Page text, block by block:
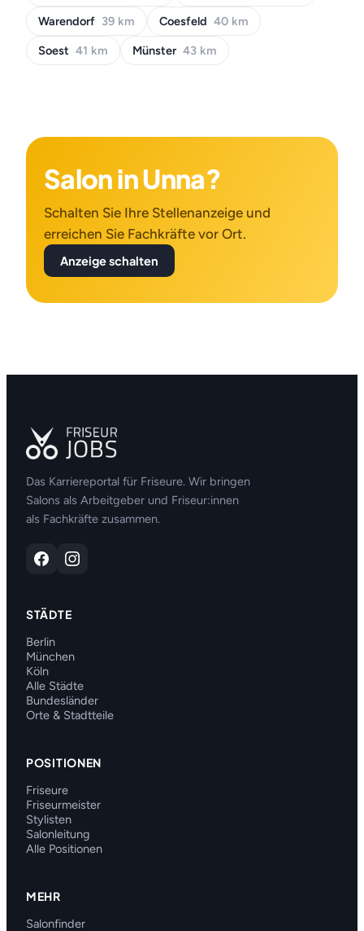
Warendorf 39 km Coesfeld 40 km
Soest 41 km Münster 43 km
Salon in Unna?
Schalten Sie Ihre Stellenanzeige und
erreichen Sie Fachkräfte vor Ort.
Anzeige schalten
Das Karriereportal für Friseure. Wir bringen
Salons als Arbeitgeber und Friseur:innen
als Fachkräfte zusammen.
STÄDTE
Berlin
München
Köln
Alle Städte
Bundesländer
Orte & Stadtteile
POSITIONEN
Friseure
Friseurmeister
Stylisten
Salonleitung
Alle Positionen
MEHR
Salonfinder